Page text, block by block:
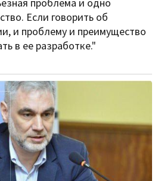
Если говорить об
и проблему и преимущество
в ее разработке."